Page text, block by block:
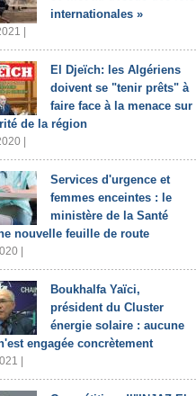
internationales »
|
El Djeïch: les Algériens
doivent se "tenir prêts" à
faire face à la menace sur
de la région
|
Services d'urgence et
femmes enceintes : le
ministère de la Santé
nouvelle feuille de route
|
Boukhalfa Yaïci,
président du Cluster
énergie solaire : aucune
engagée concrètement
|